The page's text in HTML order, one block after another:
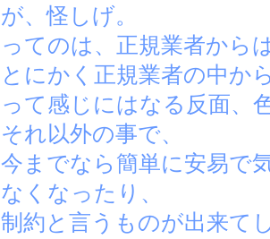
が、怪しげ。
ってのは、正規業者から
とにかく正規業者の中か
って感じにはなる反面、
それ以外の事で、
今までなら簡単に安易で
なくなったり、
制約と言うものが出来て